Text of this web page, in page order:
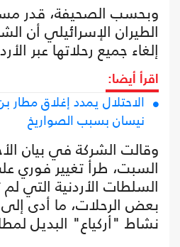
وبحسب الصحيفة، قدر
الطيران الإسرائيلي أن
إلغاء جميع رحلاتها عبر
اقرأ أيضا:
نيسان بسبب الصواريخ
وقالت الشركة في بيان
السبت، طرأ تغيير فوري
السلطات الأردنية التي
بعض الرحلات، ما أدى
نشاط "أركياع" البديل